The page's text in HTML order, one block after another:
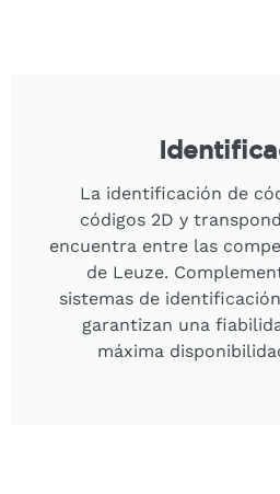
La identificación de
códigos 2D y
encuentra entre las
de Leuze.
sistemas de
garantizan una
máxima